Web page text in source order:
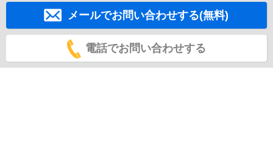
メールでお問い合わせする(無料)
電話でお問い合わせする